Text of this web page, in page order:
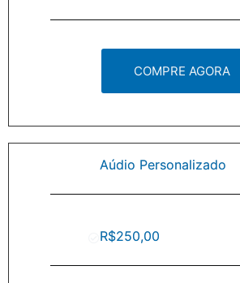
COMPRE AGORA
Aúdio Personalizado
R$250,00